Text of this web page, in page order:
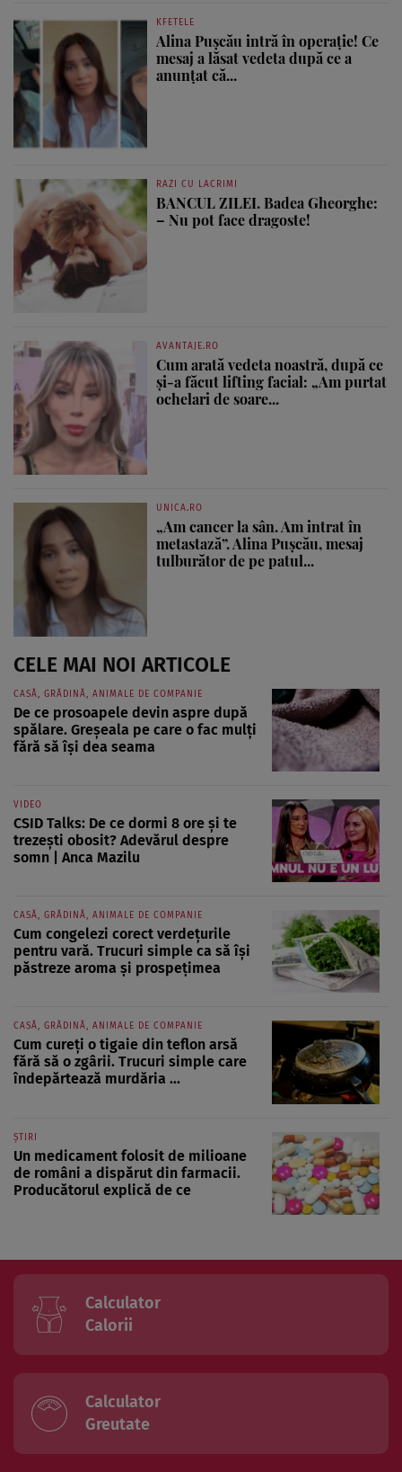
KFETELE
Alina Pușcău intră în operație! Ce
mesaj a lăsat vedeta după ce a
anunțat că...
RAZI CU LACRIMI
BANCUL ZILEI. Badea Gheorghe:
– Nu pot face dragoste!
AVANTAJE.RO
Cum arată vedeta noastră, după ce
și-a făcut lifting facial: „Am purtat
ochelari de soare...
UNICA.RO
„Am cancer la sân. Am intrat în
metastază”. Alina Pușcău, mesaj
tulburător de pe patul...
CELE MAI NOI ARTICOLE
CASĂ, GRĂDINĂ, ANIMALE DE COMPANIE
De ce prosoapele devin aspre după
spălare. Greșeala pe care o fac mulți
fără să își dea seama
VIDEO
CSID Talks: De ce dormi 8 ore și te
trezești obosit? Adevărul despre
somn | Anca Mazilu
CASĂ, GRĂDINĂ, ANIMALE DE COMPANIE
Cum congelezi corect verdețurile
pentru vară. Trucuri simple ca să își
păstreze aroma și prospețimea
CASĂ, GRĂDINĂ, ANIMALE DE COMPANIE
Cum cureți o tigaie din teflon arsă
fără să o zgârii. Trucuri simple care
îndepărtează murdăria ...
ȘTIRI
Un medicament folosit de milioane
de români a dispărut din farmacii.
Producătorul explică de ce
Calculator
Calorii
Calculator
Greutate